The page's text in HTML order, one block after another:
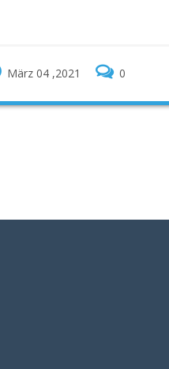
März 04 ,2021 0